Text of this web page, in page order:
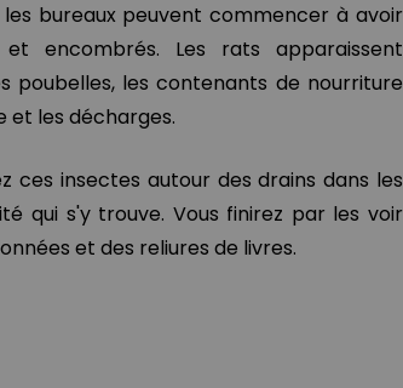
bureaux peuvent commencer à avoir
encombrés. Les rats apparaissent
les contenants de nourriture
et les décharges.
ces insectes autour des drains dans les
qui s'y trouve. Vous finirez par les voir
et des reliures de livres.